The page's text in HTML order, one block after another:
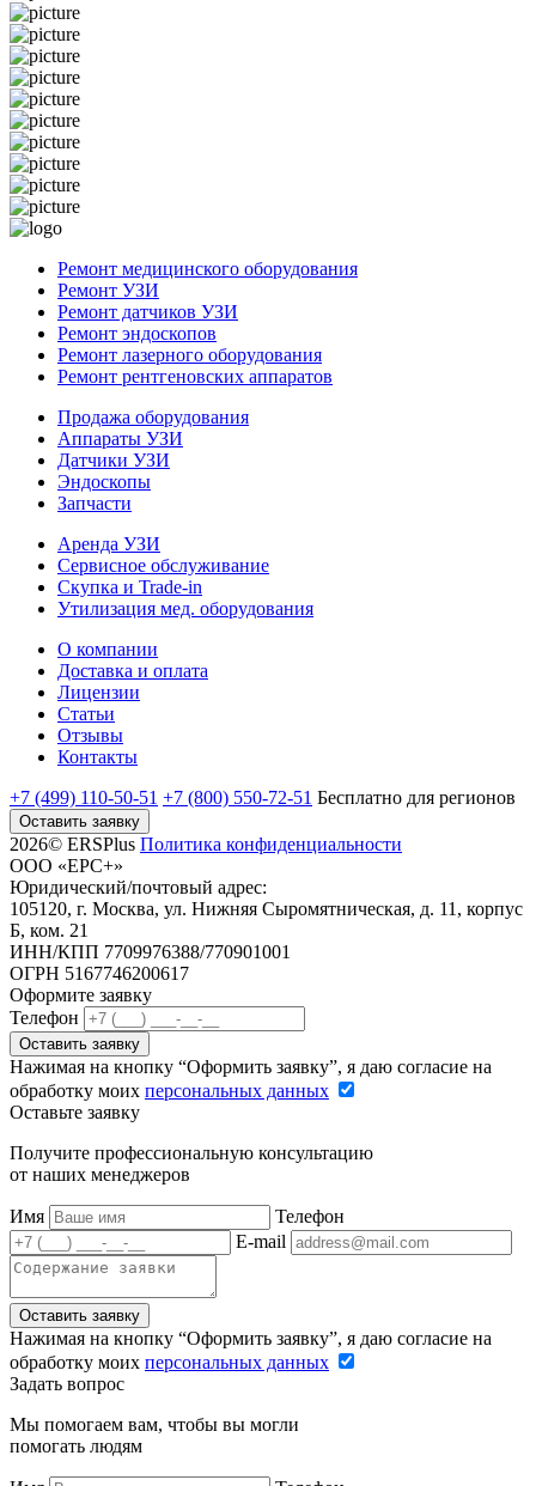
Ремонт медицинского оборудования
Ремонт УЗИ
Ремонт датчиков УЗИ
Ремонт эндоскопов
Ремонт лазерного оборудования
Ремонт рентгеновских аппаратов
Продажа оборудования
Аппараты УЗИ
Датчики УЗИ
Эндоскопы
Запчасти
Аренда УЗИ
Сервисное обслуживание
Скупка и Trade-in
Утилизация мед. оборудования
О компании
Доставка и оплата
Лицензии
Статьи
Отзывы
Контакты
+7 (499) 110-50-51 +7 (800) 550-72-51 Бесплатно для регионов
Оставить заявку
2026© ERSPlus Политика конфиденциальности
ООО «ЕРС+»
Юридический/почтовый адрес:
105120, г. Москва, ул. Нижняя Сыромятническая, д. 11, корпус
Б, ком. 21
ИНН/КПП 7709976388/770901001
ОГРН 5167746200617
Оформите заявку
Телефон
Оставить заявку
Нажимая на кнопку “Оформить заявку”, я даю согласие на
обработку моих персональных данных
Оставьте заявку
Получите профессиональную консультацию
от наших менеджеров
Имя
Телефон
E-mail
Оставить заявку
Нажимая на кнопку “Оформить заявку”, я даю согласие на
обработку моих персональных данных
Задать вопрос
Мы помогаем вам, чтобы вы могли
помогать людям